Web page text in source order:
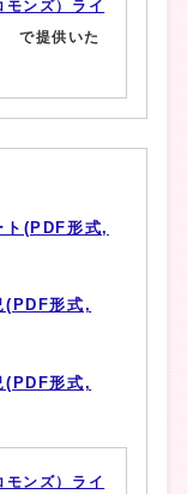
ンズ）ライ
で提供いた
ト(PDF形式,
(PDF形式,
(PDF形式,
ンズ）ライ